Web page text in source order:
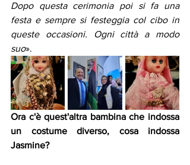
Dopo questa cerimonia poi si fa una
festa e sempre si festeggia col cibo in
queste occasioni. Ogni città a modo
suo».
Ora c'è quest'altra bambina che indossa
un costume diverso, cosa indossa
Jasmine?